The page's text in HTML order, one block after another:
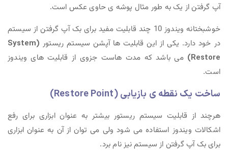
آپ گرفتن از یک به طور مثال پوشه ی حاوی عکس است.
خوشبختانه ویندوز 10 چند قابلیت مفید برای بک آپ گرفتن از سیستم
در خود دارد. یکی از این قابلیت ها آپشن سیستم ریستور
(System
Restore)
می باشد که مدت هاست جزوی از قابلیت های ویندوز
است.
ساخت یک نقطه ی بازیابی (Restore Point)
هرچند از قابلیت سیستم ریستور بیشتر به عنوان ابزاری برای رفع
اشکالات ویندوز استفاده می شود ولی می توان از آن به عنوان ابزاری
برای بک آپ گرفتن از سیستم نیز نام برد.